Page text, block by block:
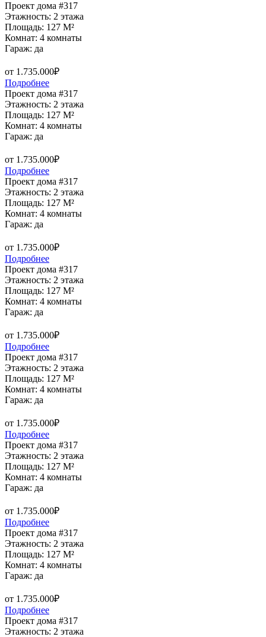
Проект дома #317
Этажность: 2 этажа
Площадь: 127 M²
Комнат: 4 комнаты
Гараж: да
от 1.735.000₽
Подробнее
Проект дома #317
Этажность: 2 этажа
Площадь: 127 M²
Комнат: 4 комнаты
Гараж: да
от 1.735.000₽
Подробнее
Проект дома #317
Этажность: 2 этажа
Площадь: 127 M²
Комнат: 4 комнаты
Гараж: да
от 1.735.000₽
Подробнее
Проект дома #317
Этажность: 2 этажа
Площадь: 127 M²
Комнат: 4 комнаты
Гараж: да
от 1.735.000₽
Подробнее
Проект дома #317
Этажность: 2 этажа
Площадь: 127 M²
Комнат: 4 комнаты
Гараж: да
от 1.735.000₽
Подробнее
Проект дома #317
Этажность: 2 этажа
Площадь: 127 M²
Комнат: 4 комнаты
Гараж: да
от 1.735.000₽
Подробнее
Проект дома #317
Этажность: 2 этажа
Площадь: 127 M²
Комнат: 4 комнаты
Гараж: да
от 1.735.000₽
Подробнее
Проект дома #317
Этажность: 2 этажа